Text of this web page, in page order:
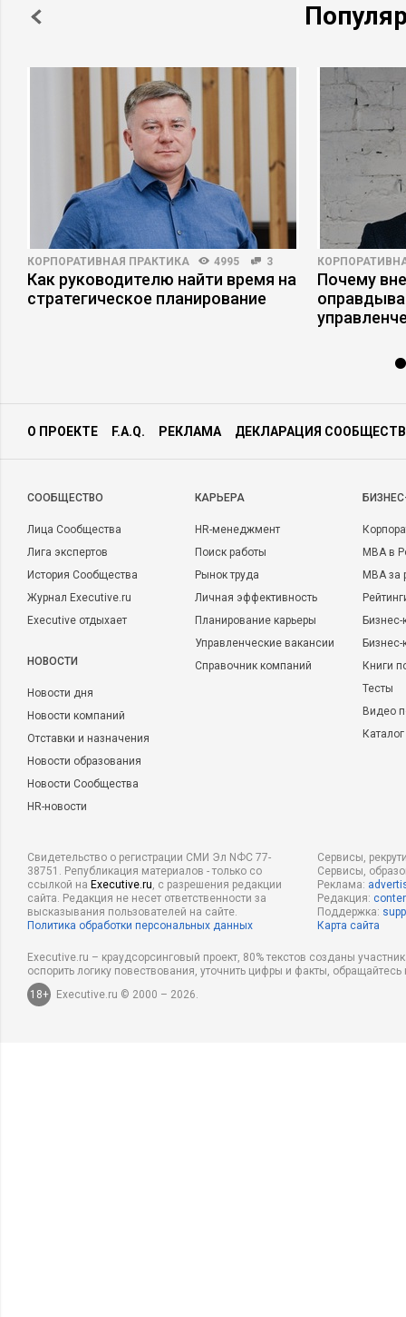
КОРПОРАТИВНАЯ ПРАКТИКА 4995 3
Как руководителю найти время на
стратегическое планирование
Почему
О ПРОЕКТЕ F.A.Q. РЕКЛАМА ДЕКЛАРАЦИЯ
CООБЩЕСТВО
Лица Сообщества
Лига экспертов
История Сообщества
Журнал Executive.ru
Executive отдыхает
НОВОСТИ
Новости дня
Новости компаний
Отставки и назначения
Новости образования
Новости Сообщества
HR-новости
КАРЬЕРА
HR-менеджмент
Поиск работы
Рынок труда
Личная эффективность
Планирование карьеры
Управленческие вакансии
Справочник компаний
MBA в
MBA
Бизнес-
Книги
Тесты
Видео
Свидетельство о регистрации СМИ Эл NФС 77-
38751. Републикация материалов - только со
ссылкой на Executive.ru, с разрешения редакции
сайта. Редакция не несет ответственности за
высказывания пользователей на сайте.
Политика обработки персональных данных
Сервисы,
Сервисы,
Реклама:
Редакция:
Поддержка:
Карта сайта
Executive.ru – краудсорсинговый проект, 80% текстов созданы
оспорить логику повествования, уточнить цифры и факты,
18+
Executive.ru © 2000 – 2026.